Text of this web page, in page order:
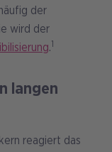
der
wird der
.1
langen
reagiert das